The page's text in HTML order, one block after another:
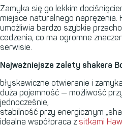
Zamyka się go lekkim
miejsce naturalnego naprężenia.
umożliwia bardzo szybkie
cedzenia, co ma ogromne
serwisie.
Najważniejsze zalety shakera
błyskawiczne otwieranie i
duża pojemność — możliwość
jednocześnie,
stabilność przy energicznym
idealna współpraca z sitkami